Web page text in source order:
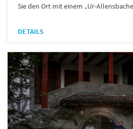
Sie den Ort mit einem „Ur-
DETAILS